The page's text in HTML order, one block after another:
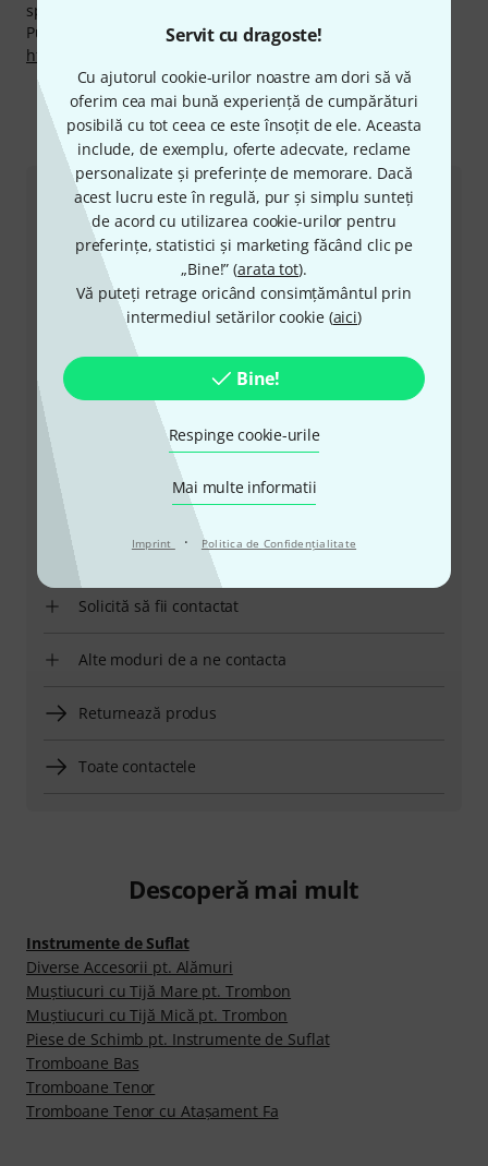
Servit cu dragoste!
Cu ajutorul cookie-urilor noastre am dori să vă
oferim cea mai bună experiență de cumpărături
posibilă cu tot ceea ce este însoțit de ele. Aceasta
include, de exemplu, oferte adecvate, reclame
personalizate și preferințe de memorare. Dacă
acest lucru este în regulă, pur și simplu sunteți
de acord cu utilizarea cookie-urilor pentru
preferințe, statistici și marketing făcând clic pe
„Bine!” (arata tot).
Vă puteți retrage oricând consimțământul prin
intermediul setărilor cookie (aici)
Bine!
Respinge cookie-urile
Mai multe informatii
Imprint · Politica de Confidenţialitate
specialişti calificaţi,etc.
Puteți găsi mai multe informații despre producător pe
http://rathtrombones.com
Ne puteți contacta astfel
Serviciul Clienți România
Personalul nostru de la service e aici pentru a vă ajuta
cu orice problemă
Pregătiți număr client
Ore de Program (CEST - Ora de vară
din Europa Centrală)
Solicită să fii contactat
Alte moduri de a ne contacta
Returnează produs
Toate contactele
Descoperă mai mult
Instrumente de Suflat
Diverse Accesorii pt. Alămuri
Muştiucuri cu Tijă Mare pt. Trombon
Muştiucuri cu Tijă Mică pt. Trombon
Piese de Schimb pt. Instrumente de Suflat
Tromboane Bas
Tromboane Tenor
Tromboane Tenor cu Ataşament Fa